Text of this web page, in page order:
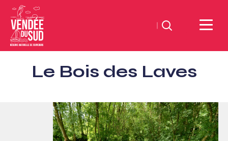
Sud
Vendée
Zoeken
Le Bois des Laves